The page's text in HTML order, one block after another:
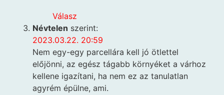
Válasz
Névtelen szerint:
2023.03.22. 20:59
Nem egy-egy parcellára kell jó ötlettel
előjönni, az egész tágabb környéket a várhoz
kellene igazítani, ha nem ez az tanulatlan
agyrém épülne, ami.